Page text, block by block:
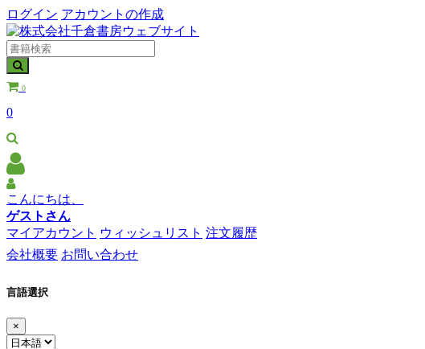
ログイン アカウントの作成
0
0
こんにちは、
ゲストさん
マイアカウント ウィッシュリスト 注文履歴
会社概要 お問い合わせ
言語選択
×